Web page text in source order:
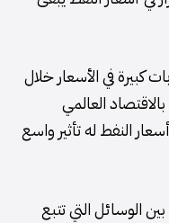
كبيرة في الأسعار خلال
بالاقتصاد العالمي
النفط له تأثير واسع
الوسائل التي تتبع